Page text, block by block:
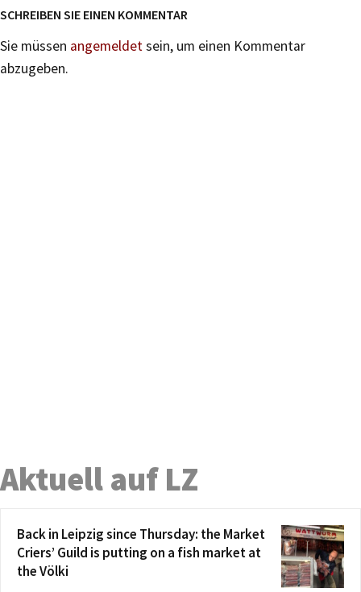
SCHREIBEN SIE EINEN KOMMENTAR
Sie müssen angemeldetsein, um einen Kommentar
abzugeben.
Aktuell auf LZ
Back in Leipzig since Thursday: the Market
Criers’ Guild is putting on a fish market at
the Völki